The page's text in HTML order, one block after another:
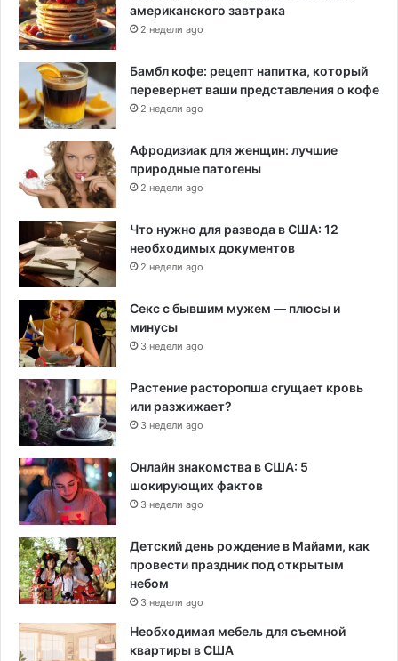
американского завтрака
2 недели ago
Бамбл кофе: рецепт напитка, который
перевернет ваши представления о кофе
2 недели ago
Афродизиак для женщин: лучшие
природные патогены
2 недели ago
Что нужно для развода в США: 12
необходимых документов
2 недели ago
Секс с бывшим мужем — плюсы и
минусы
3 недели ago
Растение расторопша сгущает кровь
или разжижает?
3 недели ago
Онлайн знакомства в США: 5
шокирующих фактов
3 недели ago
Детский день рождение в Майами, как
провести праздник под открытым
небом
3 недели ago
Необходимая мебель для съемной
квартиры в США